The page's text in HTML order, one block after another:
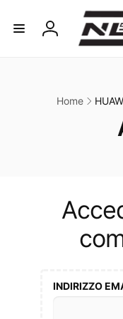
contenuti
Accedi
Home
l
i
INDIRIZZO